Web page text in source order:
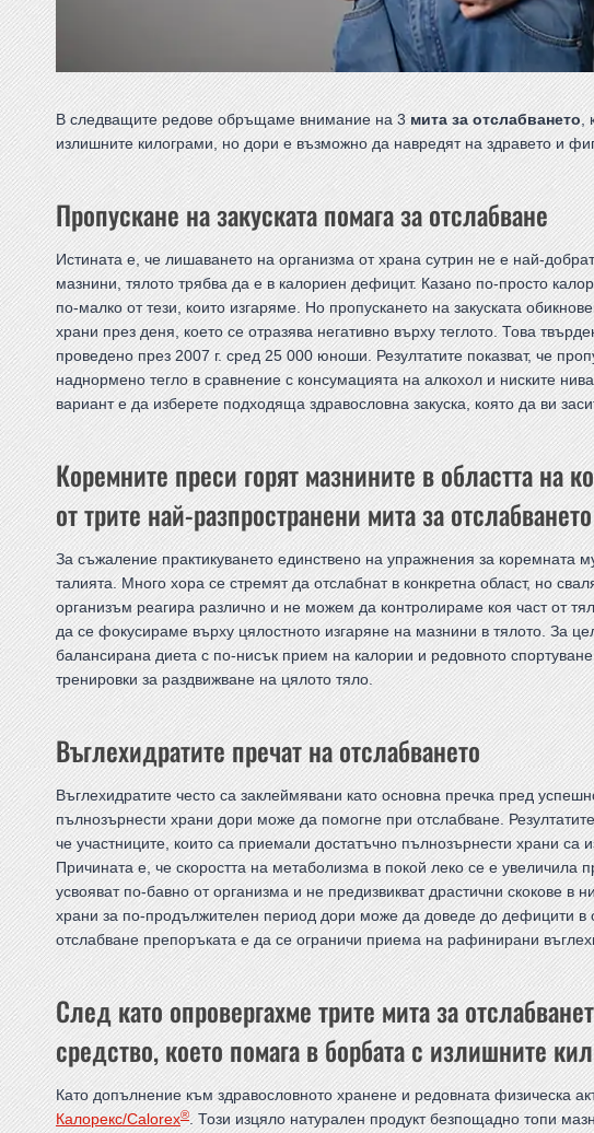
В следващите редове обръщаме внимание на 3мита за отслабването,
излишните килограми, но дори е възможно да навредят на здравето и
Пропускане на закуската помага за отслабване
Истината е, че лишаването на организма от храна сутрин не е най-
мазнини, тялото трябва да е в калориен дефицит. Казано по-просто
по-малко от тези, които изгаряме. Но пропускането на закуската
храни през деня, което се отразява негативно върху теглото. Това
проведено през 2007 г. сред 25 000 юноши. Резултатите показват, че
наднормено тегло в сравнение с консумацията на алкохол и ниските
вариант е да изберете подходяща здравословна закуска, която да ви
Коремните преси горят мазнините в областта на
от трите най-разпространени мита за отслабването
За съжаление практикуването единствено на упражнения за коремната
талията. Много хора се стремят да отслабнат в конкретна област, но
организъм реагира различно и не можем да контролираме коя част от
да се фокусираме върху цялостното изгаряне на мазнини в тялото. За
балансирана диета с по-нисък прием на калории и редовното
тренировки за раздвижване на цялото тяло.
Въглехидратите пречат на отслабването
Въглехидратите често са заклеймявани като основна пречка пред
пълнозърнести храни дори може да помогне при отслабване.
че участниците, които са приемали достатъчно пълнозърнести храни са
Причината е, че скоростта на метаболизма в покой леко се е увеличила
усвояват по-бавно от организма и не предизвикват драстични скокове в
храни за по-продължителен период дори може да доведе до дефицити в
отслабване препоръката е да се ограничи приема на рафинирани
След като опровергахме трите мита за
средство, което помага в борбата с излишните
Като допълнение към здравословното хранене и редовната физическа
Калорекс/Calorex®. Този изцяло натурален продукт безпощадно топи